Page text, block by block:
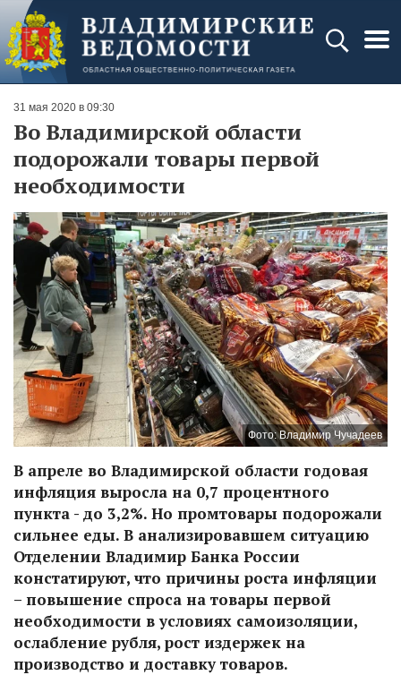
31 мая 2020 в 09:30
Во Владимирской области
подорожали товары первой
необходимости
Фото: Владимир Чучадеев
В апреле во Владимирской области годовая
инфляция выросла на 0,7 процентного
пункта - до 3,2%. Но промтовары подорожали
сильнее еды. В анализировавшем ситуацию
Отделении Владимир Банка России
констатируют, что причины роста инфляции
– повышение спроса на товары первой
необходимости в условиях самоизоляции,
ослабление рубля, рост издержек на
производство и доставку товаров.